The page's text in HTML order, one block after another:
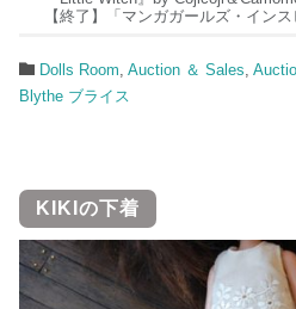
【終了】「マンガガールズ・インスピレーショ
Dolls Room Auction ＆ Sales
Blythe ブライス
KIKIの下着